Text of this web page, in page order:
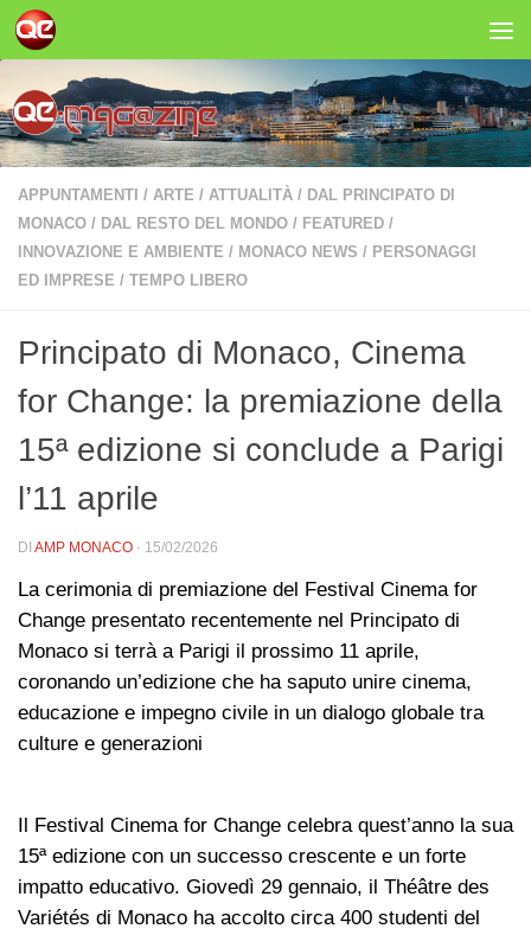
Salta al contenuto
APPUNTAMENTI / ARTE / ATTUALITÀ / DAL PRINCIPATO DI
MONACO / DAL RESTO DEL MONDO / FEATURED /
INNOVAZIONE E AMBIENTE / MONACO NEWS / PERSONAGGI
ED IMPRESE / TEMPO LIBERO
Principato di Monaco, Cinema
for Change: la premiazione della
15ª edizione si conclude a Parigi
l’11 aprile
DI AMP MONACO · 15/02/2026
La cerimonia di premiazione del Festival Cinema for
Change presentato recentemente nel Principato di
Monaco si terrà a Parigi il prossimo 11 aprile,
coronando un’edizione che ha saputo unire cinema,
educazione e impegno civile in un dialogo globale tra
culture e generazioni
Il Festival Cinema for Change celebra quest’anno la sua
15ª edizione con un successo crescente e un forte
impatto educativo. Giovedì 29 gennaio, il Théâtre des
Variétés di Monaco ha accolto circa 400 studenti del